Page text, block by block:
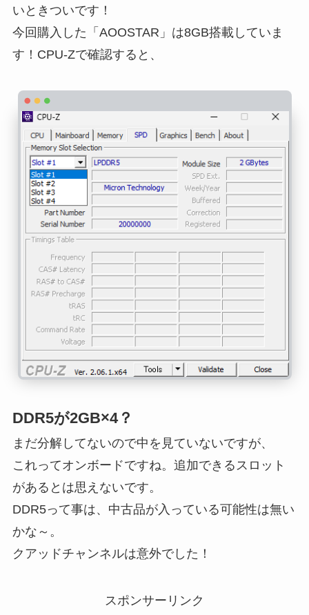
いときついです！
今回購入した「AOOSTAR」は8GB搭載していま
す！CPU-Zで確認すると、
DDR5が2GB×4？
まだ分解してないので中を見ていないですが、
これってオンボードですね。追加できるスロット
があるとは思えないです。
DDR5って事は、中古品が入っている可能性は無い
かな～。
クアッドチャンネルは意外でした！
スポンサーリンク